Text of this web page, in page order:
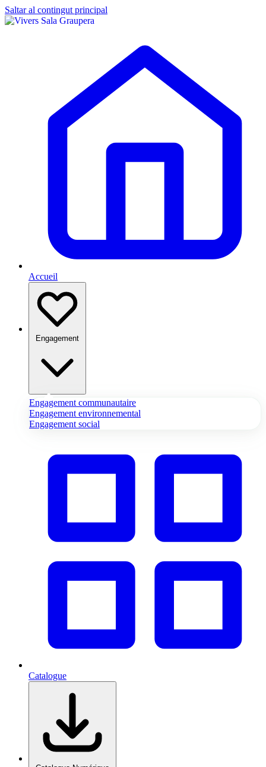
Saltar al contingut principal
Accueil
Engagement
Engagement communautaire
Engagement environnemental
Engagement social
Catalogue